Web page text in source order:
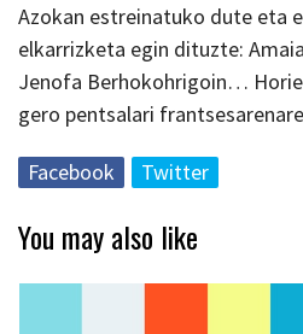
Azokan estreinatuko dute eta
elkarrizketa egin dituzte:
Jenofa Berhokohrigoin…
gero pentsalari
Facebook Twitter
You may also like